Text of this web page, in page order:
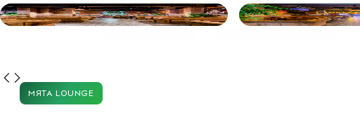
МЯТА LOUNGE
МЯТА LOUNGE